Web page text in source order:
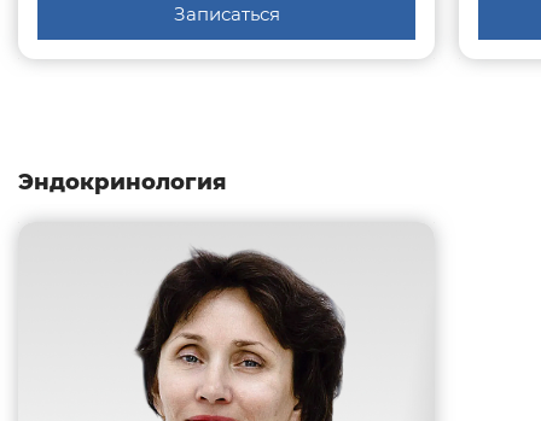
Записаться
Эндокринология